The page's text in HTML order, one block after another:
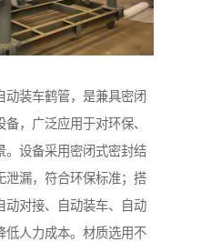
装车鹤管，是兼具密闭
，广泛应用于对环保、
。设备采用密闭式密封结
泄漏，符合环保标准；搭
动对接、自动装车、自动
低人力成本。材质选用不